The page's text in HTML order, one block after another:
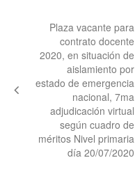
entradas
Plaza vacante para
contrato docente
2020, en situación de
aislamiento por
estado de emergencia
nacional, 7ma
adjudicación virtual
según cuadro de
méritos Nivel primaria
día 20/07/2020